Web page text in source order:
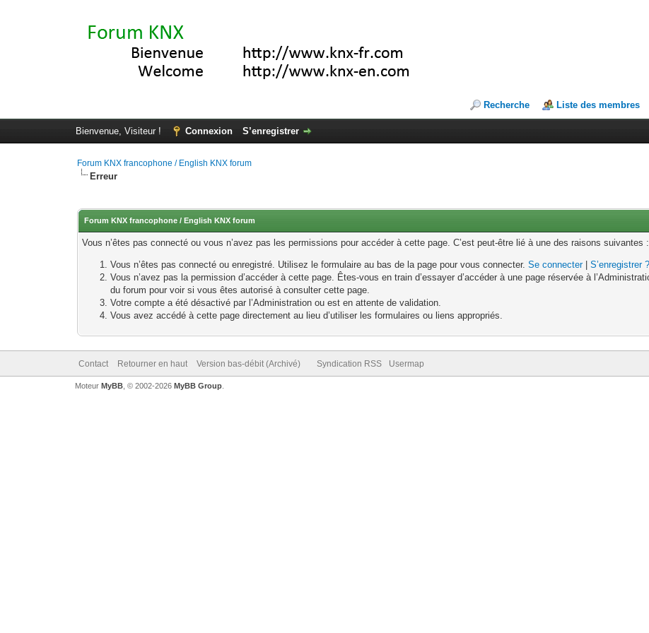
Recherche Liste des membres
Bienvenue, Visiteur ! Connexion S’enregistrer
Forum KNX francophone / English KNX forum
Erreur
Forum KNX francophone / English KNX forum
Vous n’êtes pas connecté ou vous n’avez pas les permissions pour accéder à cette page. C’est peut-être lié à une des raisons suivantes :
Vous n’êtes pas connecté ou enregistré. Utilisez le formulaire au bas de la page pour vous connecter.Se connecter|S’enregistrer ?
Vous n’avez pas la permission d’accéder à cette page. Êtes-vous en train d’essayer d’accéder à une page réservée à
du forum pour voir si vous êtes autorisé à consulter cette page.
Votre compte a été désactivé par l’Administration ou est en attente de validation.
Vous avez accédé à cette page directement au lieu d’utiliser les formulaires ou liens appropriés.
Contact Retourner en haut Version bas-débit (Archivé) Syndication RSS Usermap
Moteur MyBB, © 2002-2026 MyBB Group.